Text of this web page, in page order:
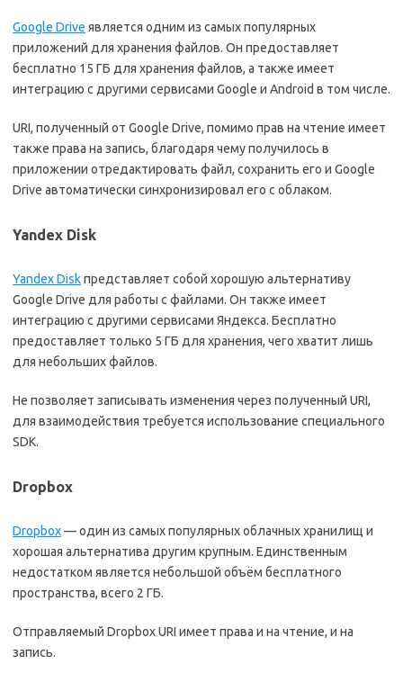
Google Drive является одним из самых популярных
приложений для хранения файлов. Он предоставляет
бесплатно 15 ГБ для хранения файлов, а также имеет
интеграцию с другими сервисами Google и Android в том числе.
URI, полученный от Google Drive, помимо прав на чтение имеет
также права на запись, благодаря чему получилось в
приложении отредактировать файл, сохранить его и Google
Drive автоматически синхронизировал его с облаком.
Yandex Disk
Yandex Diskпредставляет собой хорошую альтернативу
Google Drive для работы с файлами. Он также имеет
интеграцию с другими сервисами Яндекса. Бесплатно
предоставляет только 5 ГБ для хранения, чего хватит лишь
для небольших файлов.
Не позволяет записывать изменения через полученный URI,
для взаимодействия требуется использование специального
SDK.
Dropbox
Dropbox— один из самых популярных облачных хранилищ и
хорошая альтернатива другим крупным. Единственным
недостатком является небольшой объём бесплатного
пространства, всего 2 ГБ.
Отправляемый Dropbox URI имеет права и на чтение, и на
запись.